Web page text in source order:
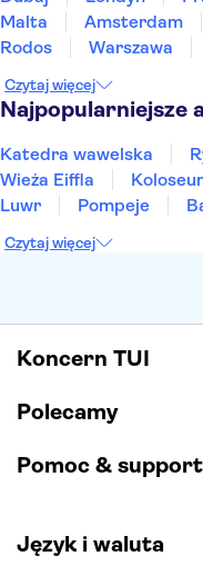
Malta
Amsterdam
Rodos
Warszawa
Sopot
Gdynia
Czytaj więcej
Najpopularniejsze
Katedra wawelska
Wieża Eiffla
Luwr
Pompeje
Etna
Wawel
Czytaj więcej
Koncern TUI
Polecamy
Pomoc & support
Język i waluta